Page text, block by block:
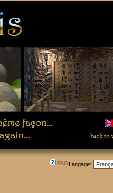
FAQ Langage: